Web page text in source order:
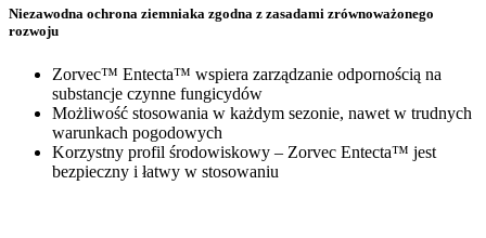
Niezawodna ochrona ziemniaka zgodna z zasadami zrównoważonego
rozwoju
Zorvec™ Entecta™ wspiera zarządzanie odpornością na
substancje czynne fungicydów
Możliwość stosowania w każdym sezonie, nawet w trudnych
warunkach pogodowych
Korzystny profil środowiskowy – Zorvec Entecta™ jest
bezpieczny i łatwy w stosowaniu